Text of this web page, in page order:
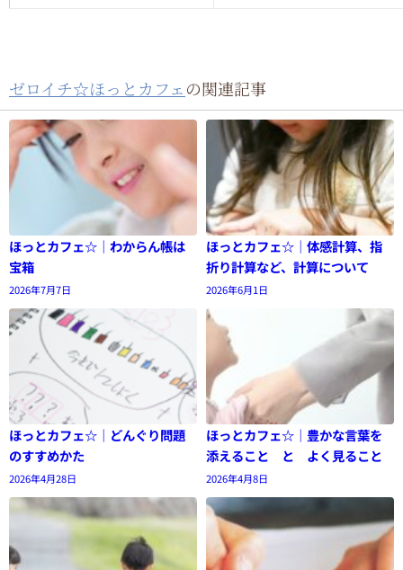
ゼロイチ☆ほっとカフェの関連記事
ほっとカフェ☆｜わからん帳は
宝箱
2026年7月7日
ほっとカフェ☆｜体感計算、指
折り計算など、計算について
2026年6月1日
ほっとカフェ☆｜どんぐり問題
のすすめかた
2026年4月28日
ほっとカフェ☆｜豊かな言葉を
添えること と よく見ること
2026年4月8日